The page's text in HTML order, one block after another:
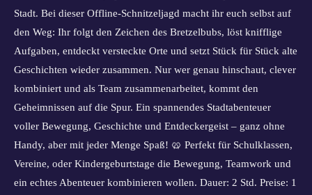
Stadt. Bei dieser Offline-Schnitzeljagd macht ihr euch selbst auf
den Weg: Ihr folgt den Zeichen des Bretzelbubs, löst knifflige
Aufgaben, entdeckt versteckte Orte und setzt Stück für Stück alte
Geschichten wieder zusammen. Nur wer genau hinschaut, clever
kombiniert und als Team zusammenarbeitet, kommt den
Geheimnissen auf die Spur. Ein spannendes Stadtabenteuer
voller Bewegung, Geschichte und Entdeckergeist – ganz ohne
Handy, aber mit jeder Menge Spaß! 🥨 Perfekt für Schulklassen,
Vereine, oder Kindergeburtstage die Bewegung, Teamwork und
ein echtes Abenteuer kombinieren wollen. Dauer: 2 Std. Preise: 1